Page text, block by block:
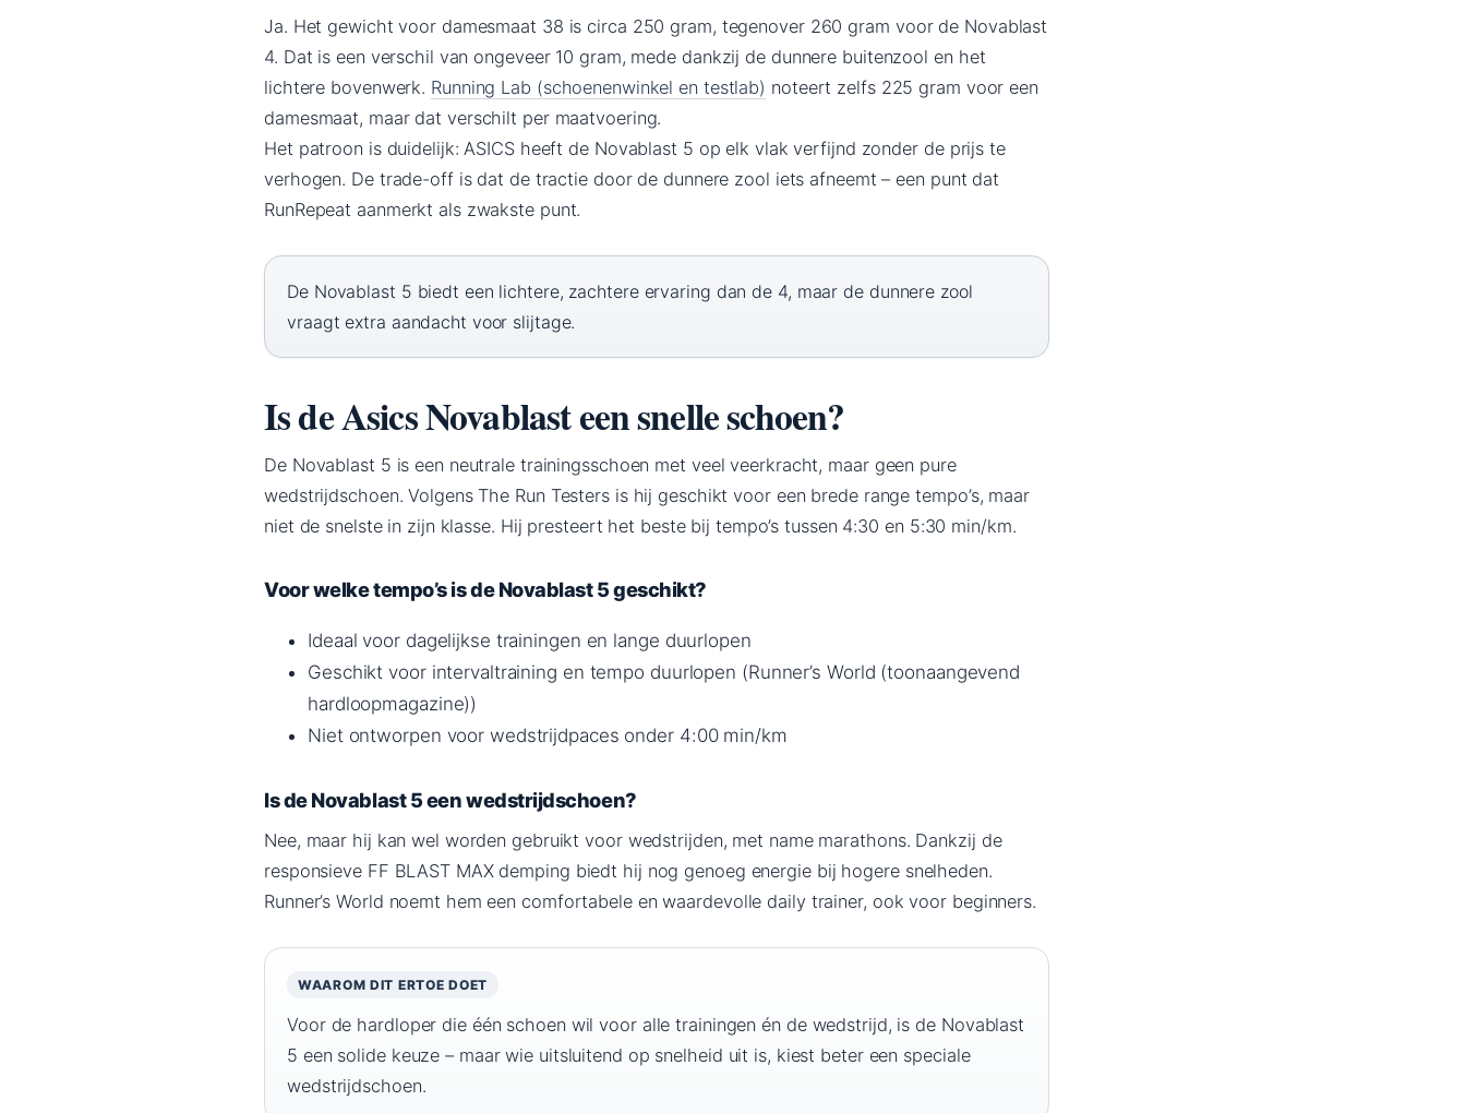
Ja. Het gewicht voor damesmaat 38 is circa 250 gram, tegenover 260 gram voor de Novablast
4. Dat is een verschil van ongeveer 10 gram, mede dankzij de dunnere buitenzool en het
lichtere bovenwerk. Running Lab (schoenenwinkel en testlab) noteert zelfs 225 gram voor een
damesmaat, maar dat verschilt per maatvoering.
Het patroon is duidelijk: ASICS heeft de Novablast 5 op elk vlak verfijnd zonder de prijs te
verhogen. De trade-off is dat de tractie door de dunnere zool iets afneemt – een punt dat
RunRepeat aanmerkt als zwakste punt.
De Novablast 5 biedt een lichtere, zachtere ervaring dan de 4, maar de dunnere zool
vraagt extra aandacht voor slijtage.
Is de Asics Novablast een snelle schoen?
De Novablast 5 is een neutrale trainingsschoen met veel veerkracht, maar geen pure
wedstrijdschoen. Volgens The Run Testers is hij geschikt voor een brede range tempo’s, maar
niet de snelste in zijn klasse. Hij presteert het beste bij tempo’s tussen 4:30 en 5:30 min/km.
Voor welke tempo’s is de Novablast 5 geschikt?
Ideaal voor dagelijkse trainingen en lange duurlopen
Geschikt voor intervaltraining en tempo duurlopen (Runner’s World (toonaangevend
hardloopmagazine))
Niet ontworpen voor wedstrijdpaces onder 4:00 min/km
Is de Novablast 5 een wedstrijdschoen?
Nee, maar hij kan wel worden gebruikt voor wedstrijden, met name marathons. Dankzij de
responsieve FF BLAST MAX demping biedt hij nog genoeg energie bij hogere snelheden.
Runner’s World noemt hem een comfortabele en waardevolle daily trainer, ook voor beginners.
WAAROM DIT ERTOE DOET
Voor de hardloper die één schoen wil voor alle trainingen én de wedstrijd, is de Novablast
5 een solide keuze – maar wie uitsluitend op snelheid uit is, kiest beter een speciale
wedstrijdschoen.